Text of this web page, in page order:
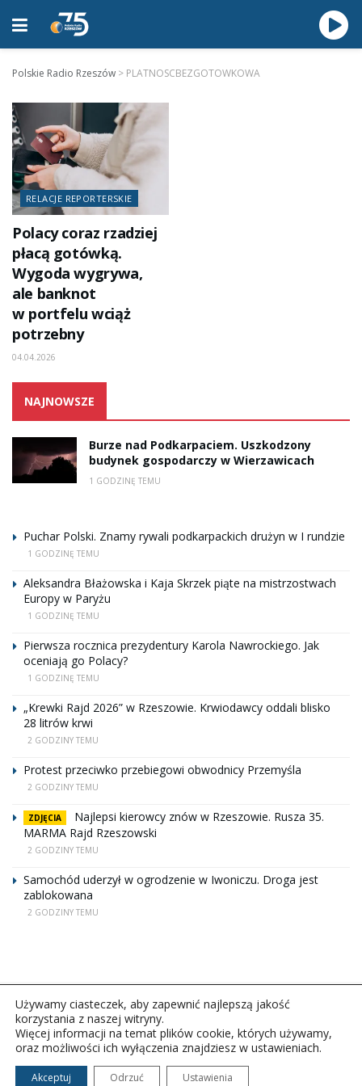
Polskie Radio Rzeszów > PLATNOSCBEZGOTOWKOWA
RELACJE REPORTERSKIE
Polacy coraz rzadziej
płacą gotówką.
Wygoda wygrywa,
ale banknot
w portfelu wciąż
potrzebny
04.04.2026
NAJNOWSZE
Burze nad Podkarpaciem. Uszkodzony
budynek gospodarczy w Wierzawicach
1 GODZINĘ TEMU
Puchar Polski. Znamy rywali podkarpackich drużyn w I rundzie
1 GODZINĘ TEMU
Aleksandra Błażowska i Kaja Skrzek piąte na mistrzostwach
Europy w Paryżu
1 GODZINĘ TEMU
Pierwsza rocznica prezydentury Karola Nawrockiego. Jak
oceniają go Polacy?
1 GODZINĘ TEMU
„Krewki Rajd 2026” w Rzeszowie. Krwiodawcy oddali blisko
28 litrów krwi
2 GODZINY TEMU
Protest przeciwko przebiegowi obwodnicy Przemyśla
2 GODZINY TEMU
ZDJĘCIA
Najlepsi kierowcy znów w Rzeszowie. Rusza 35.
MARMA Rajd Rzeszowski
2 GODZINY TEMU
Samochód uderzył w ogrodzenie w Iwoniczu. Droga jest
zablokowana
2 GODZINY TEMU
Copyright © 2026Polskie Radio Rzeszów S.A. w likwidacj.
Wszelkie prawa zastrzeżone.
Używamy ciasteczek, aby zapewnić najlepszą jakość
korzystania z naszej witryny.
Więcej informacji na temat plików cookie, których używamy,
oraz możliwości ich wyłączenia znajdziesz w ustawieniach.
Akceptuj Odrzuć Ustawienia